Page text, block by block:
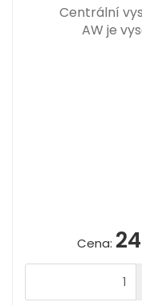
Centrální
AW je
Cena: